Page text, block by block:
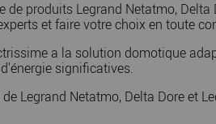
produits Legrand Netatmo, Delta
et faire votre choix en toute
a la solution domotique
significatives.
Legrand Netatmo, Delta Dore et